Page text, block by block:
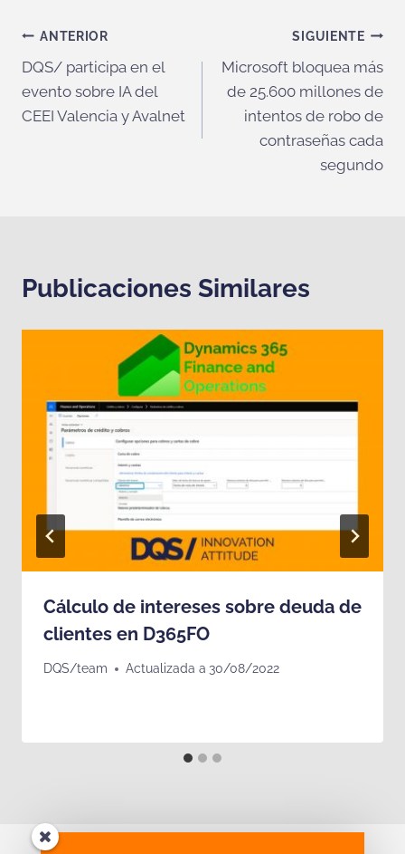
Navegación
de
entradas
ANTERIOR
DQS/ participa en el
evento sobre IA del
CEEI Valencia y Avalnet
SIGUIENTE
Microsoft bloquea más
de 25.600 millones de
intentos de robo de
contraseñas cada
segundo
Publicaciones Similares
Cálculo de intereses sobre deuda de
clientes en D365FO
DQS/team Actualizada a 30/08/2022